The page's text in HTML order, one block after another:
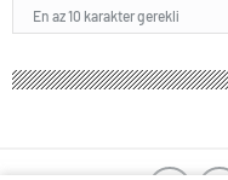
En az 10 karakter gerekli